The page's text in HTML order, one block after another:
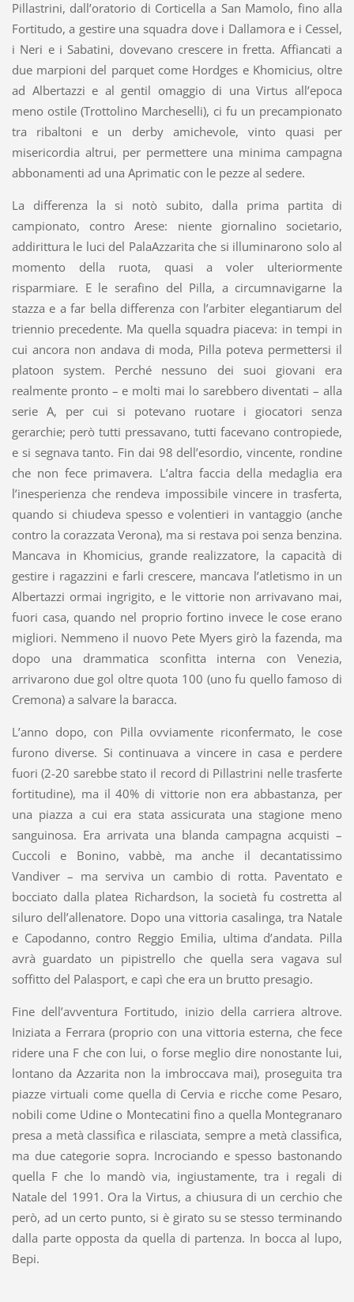
Pillastrini, dall’oratorio di Corticella a San Mamolo, fino alla
Fortitudo, a gestire una squadra dove i Dallamora e i Cessel,
i Neri e i Sabatini, dovevano crescere in fretta. Affiancati a
due marpioni del parquet come Hordges e Khomicius, oltre
ad Albertazzi e al gentil omaggio di una Virtus all’epoca
meno ostile (Trottolino Marcheselli), ci fu un precampionato
tra ribaltoni e un derby amichevole, vinto quasi per
misericordia altrui, per permettere una minima campagna
abbonamenti ad una Aprimatic con le pezze al sedere.
La differenza la si notò subito, dalla prima partita di
campionato, contro Arese: niente giornalino societario,
addirittura le luci del PalaAzzarita che si illuminarono solo al
momento della ruota, quasi a voler ulteriormente
risparmiare. E le serafino del Pilla, a circumnavigarne la
stazza e a far bella differenza con l’arbiter elegantiarum del
triennio precedente. Ma quella squadra piaceva: in tempi in
cui ancora non andava di moda, Pilla poteva permettersi il
platoon system. Perché nessuno dei suoi giovani era
realmente pronto – e molti mai lo sarebbero diventati – alla
serie A, per cui si potevano ruotare i giocatori senza
gerarchie; però tutti pressavano, tutti facevano contropiede,
e si segnava tanto. Fin dai 98 dell’esordio, vincente, rondine
che non fece primavera. L’altra faccia della medaglia era
l’inesperienza che rendeva impossibile vincere in trasferta,
quando si chiudeva spesso e volentieri in vantaggio (anche
contro la corazzata Verona), ma si restava poi senza benzina.
Mancava in Khomicius, grande realizzatore, la capacità di
gestire i ragazzini e farli crescere, mancava l’atletismo in un
Albertazzi ormai ingrigito, e le vittorie non arrivavano mai,
fuori casa, quando nel proprio fortino invece le cose erano
migliori. Nemmeno il nuovo Pete Myers girò la fazenda, ma
dopo una drammatica sconfitta interna con Venezia,
arrivarono due gol oltre quota 100 (uno fu quello famoso di
Cremona) a salvare la baracca.
L’anno dopo, con Pilla ovviamente riconfermato, le cose
furono diverse. Si continuava a vincere in casa e perdere
fuori (2-20 sarebbe stato il record di Pillastrini nelle trasferte
fortitudine), ma il 40% di vittorie non era abbastanza, per
una piazza a cui era stata assicurata una stagione meno
sanguinosa. Era arrivata una blanda campagna acquisti –
Cuccoli e Bonino, vabbè, ma anche il decantatissimo
Vandiver – ma serviva un cambio di rotta. Paventato e
bocciato dalla platea Richardson, la società fu costretta al
siluro dell’allenatore. Dopo una vittoria casalinga, tra Natale
e Capodanno, contro Reggio Emilia, ultima d’andata. Pilla
avrà guardato un pipistrello che quella sera vagava sul
soffitto del Palasport, e capì che era un brutto presagio.
Fine dell’avventura Fortitudo, inizio della carriera altrove.
Iniziata a Ferrara (proprio con una vittoria esterna, che fece
ridere una F che con lui, o forse meglio dire nonostante lui,
lontano da Azzarita non la imbroccava mai), proseguita tra
piazze virtuali come quella di Cervia e ricche come Pesaro,
nobili come Udine o Montecatini fino a quella Montegranaro
presa a metà classifica e rilasciata, sempre a metà classifica,
ma due categorie sopra. Incrociando e spesso bastonando
quella F che lo mandò via, ingiustamente, tra i regali di
Natale del 1991. Ora la Virtus, a chiusura di un cerchio che
però, ad un certo punto, si è girato su se stesso terminando
dalla parte opposta da quella di partenza. In bocca al lupo,
Bepi.